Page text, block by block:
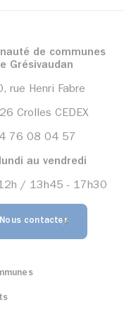
de communes
Grésivaudan
rue Henri Fabre
Crolles CEDEX
76 08 04 57
au vendredi
/ 13h45 - 17h30
Nous contacter